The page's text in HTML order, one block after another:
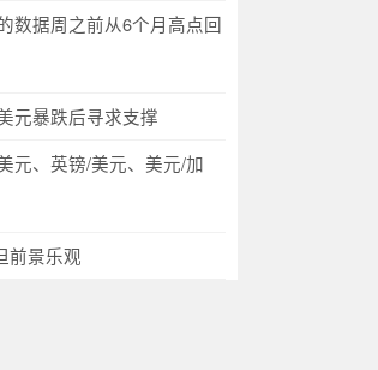
数据周之前从6个月高点回
元暴跌后寻求支撑
元、英镑/美元、美元/加
前景乐观